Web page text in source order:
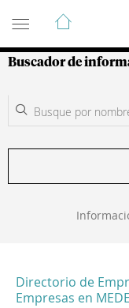
Guía de
Buscador de
Directorio de
Empresas en